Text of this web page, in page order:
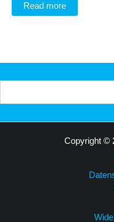
Read more
Copyright ©